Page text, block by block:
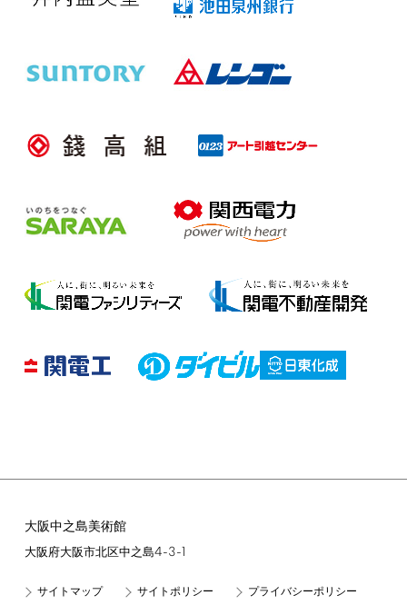
大阪中之島美術館
大阪府大阪市北区中之島4-3-1
サイトマップ サイトポリシー プライバシーポリシー